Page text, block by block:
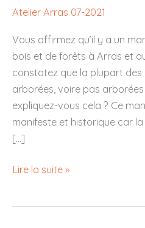
Atelier Arras 07-2021
Vous affirmez qu’il y a un
bois et de forêts à Arras et
constatez que la plupart des
arborées, voire pas
expliquez-vous cela ? Ce
manifeste et historique car
[…]
Ateliers
Lire la suite »